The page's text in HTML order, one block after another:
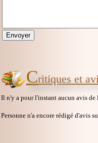
Critiques et
Il n'y a pour l'instant aucun avis
Personne n'a encore rédigé d'avis